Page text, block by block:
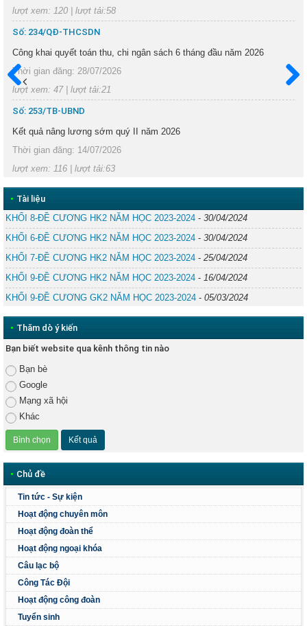
Trước
lượt xem: 120 | lượt tải:58
Số: 234/QĐ-THCSDN
Công khai quyết toán thu, chi ngân sách 6 tháng đầu năm 2026
Thời gian đăng: 28/07/2026
lượt xem: 47 | lượt tải:21
Số: 253/TB-UBND
Kết quả nâng lương sớm quý II năm 2026
Thời gian đăng: 14/07/2026
lượt xem: 116 | lượt tải:63
• Tài liệu
KHỐI 8-ĐỀ CƯƠNG HK2 NĂM HỌC 2023-2024 - 30/04/2024
KHỐI 6-ĐỀ CƯƠNG HK2 NĂM HỌC 2023-2024 - 30/04/2024
KHỐI 7-ĐỀ CƯƠNG HK2 NĂM HỌC 2023-2024 - 25/04/2024
KHỐI 9-ĐỀ CƯƠNG HK2 NĂM HỌC 2023-2024 - 16/04/2024
KHỐI 9-ĐỀ CƯƠNG GK2 NĂM HỌC 2023-2024 - 05/03/2024
• Thăm dò ý kiến
Bạn biết website qua kênh thông tin nào
Bạn bè
Google
Mạng xã hội
Khác
• Chủ đề
Tin tức - Sự kiện
Hoạt động chuyên môn
Hoạt động đoàn thể
Hoạt động ngoại khóa
Câu lạc bộ
Công Tác Đội
Hoạt động công đoàn
Tuyển sinh